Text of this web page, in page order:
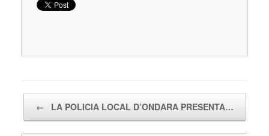
← LA POLICIA LOCAL D’ONDARA PRESENTA…